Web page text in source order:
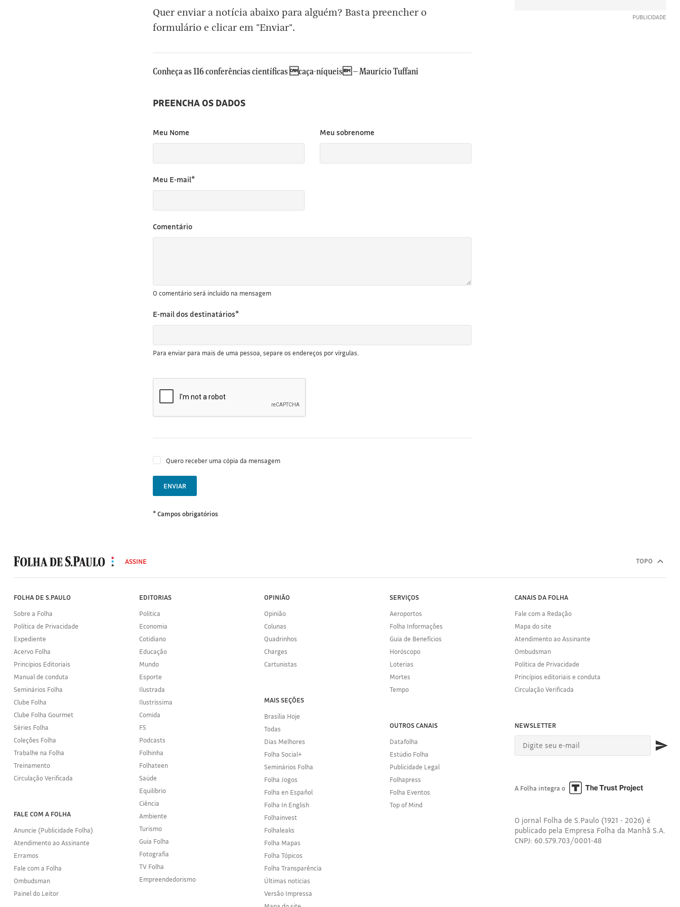
Quer enviar a notícia abaixo para alguém? Basta preencher o
formulário e clicar em "Enviar".
Conheça as 116 conferências científicas caça-níqueis – Maurício Tuffani
PREENCHA OS DADOS
Meu Nome Meu sobrenome
Meu E-mail*
Comentário
O comentário será incluído na mensagem
E-mail dos destinatários*
Para enviar para mais de uma pessoa, separe os endereços por vírgulas.
Quero receber uma cópia da mensagem
ENVIAR
* Campos obrigatórios
Folha
de
S.Paulo
ASSINE TOPO
FOLHA DE S.PAULO
Sobre a Folha
Política de Privacidade
Expediente
Acervo Folha
Princípios Editoriais
Manual de conduta
Seminários Folha
Clube Folha
Clube Folha Gourmet
Séries Folha
Coleções Folha
Trabalhe na Folha
Treinamento
Circulação Verificada
FALE COM A FOLHA
Anuncie (Publicidade Folha)
Atendimento ao Assinante
Erramos
Fale com a Folha
Ombudsman
Painel do Leitor
EDITORIAS
Política
Economia
Cotidiano
Educação
Mundo
Esporte
Ilustrada
Ilustríssima
Comida
F5
Podcasts
Folhinha
Folhateen
Saúde
Equilíbrio
Ciência
Ambiente
Turismo
Guia Folha
Fotografia
TV Folha
Empreendedorismo
OPINIÃO
Opinião
Colunas
Quadrinhos
Charges
Cartunistas
MAIS SEÇÕES
Brasília Hoje
Todas
Dias Melhores
Folha Social+
Seminários Folha
Folha Jogos
Folha en Español
Folha In English
Folhainvest
Folhaleaks
Folha Mapas
Folha Tópicos
Folha Transparência
Últimas notícias
Versão Impressa
SERVIÇOS
Aeroportos
Folha Informações
Guia de Benefícios
Horóscopo
Loterias
Mortes
Tempo
OUTROS CANAIS
Datafolha
Estúdio Folha
Publicidade Legal
Folhapress
Folha Eventos
Top of Mind
CANAIS DA FOLHA
Fale com a Redação
Mapa do site
Atendimento ao Assinante
Ombudsman
Política de Privacidade
Princípios editoriais e conduta
Circulação Verificada
NEWSLETTER
A Folha integra o
O jornal Folha de S.Paulo (1921 - 2026) é
publicado pela Empresa Folha da Manhã S.A.
CNPJ: 60.579.703/0001-48